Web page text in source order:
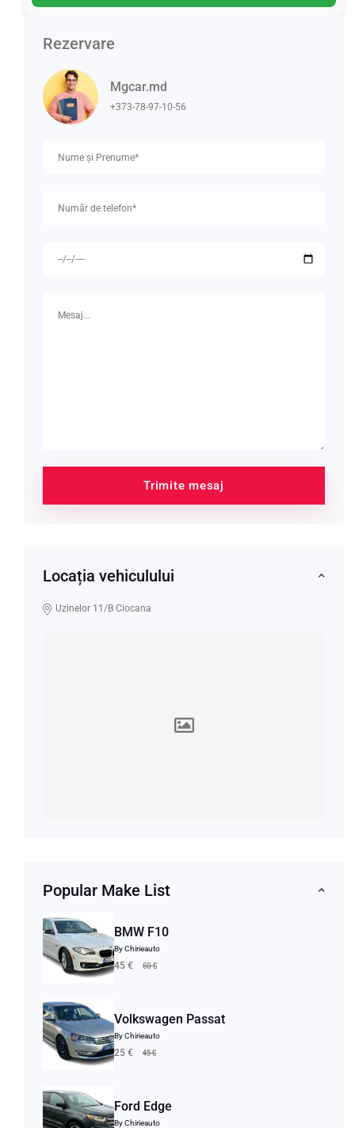
Rezervare
Mgcar.md
+373-78-97-10-56
Trimite mesaj
Locația vehiculului
Uzinelor 11/B Ciocana
Popular Make List
BMW F10
By Chirieauto
45 € 60 €
Volkswagen Passat
By Chirieauto
25 € 45 €
Ford Edge
By Chirieauto